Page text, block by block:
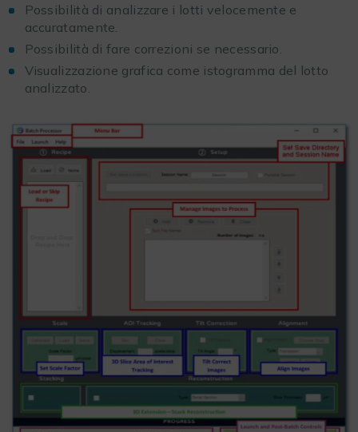
Possibilità di analizzare i lotti velocemente e
accuratamente.
Possibilità di fare correzioni se necessario.
Visualizzazione grafica come istogramma del lotto
analizzato.